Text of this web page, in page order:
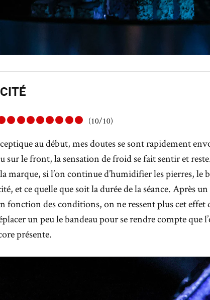
(10/10)
au début, mes doutes se sont rapidement
sur le front, la sensation de froid se fait sentir et
marque, si l’on continue d’humidifier les pierres, le
et ce quelle que soit la durée de la séance. Après
fonction des conditions, on ne ressent plus cet effet
un peu le bandeau pour se rendre compte que
présente.